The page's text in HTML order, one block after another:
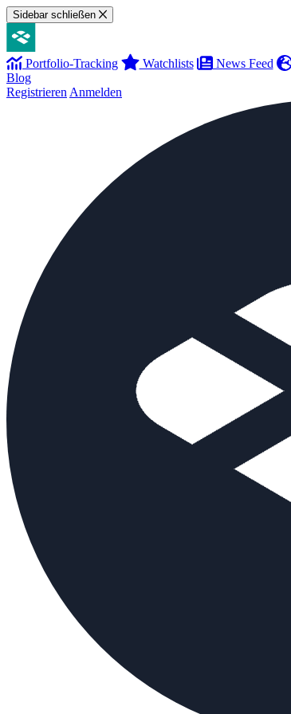
Sidebar schließen
Portfolio-Tracking Watchlists News Feed
Blog
Registrieren Anmelden